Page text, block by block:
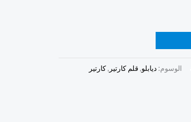
الوسوم:ديابلو, قلم كارتير ,كارتير